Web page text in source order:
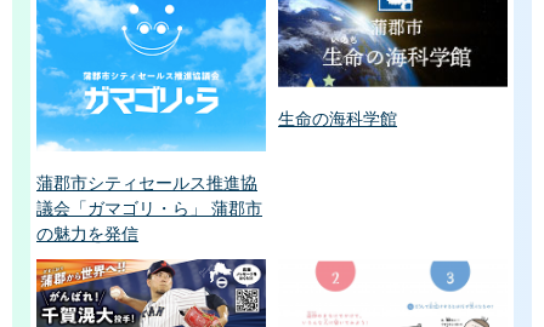
蒲郡市シティセールス推進協
議会「ガマゴリ・ら」 蒲郡市
の魅力を発信
生命の海科学館